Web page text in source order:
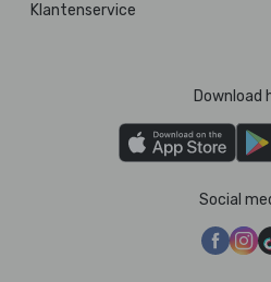
Klantenservice
Download
Social